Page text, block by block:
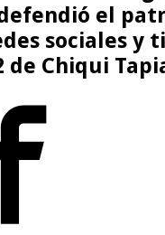
el
sociales y
de Chiqui